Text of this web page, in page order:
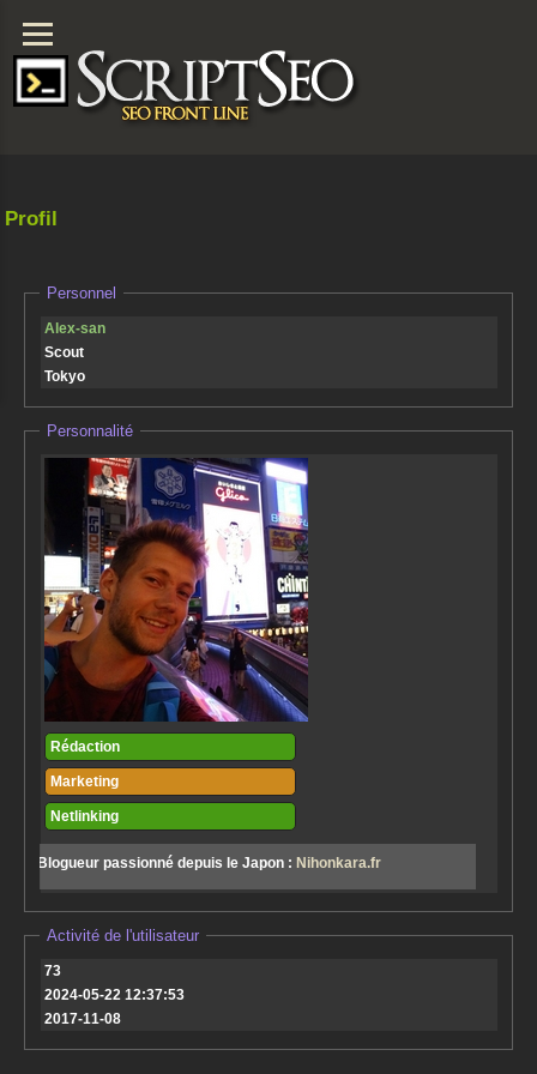
Profil
Personnel
Alex-san
Scout
Tokyo
Personnalité
Rédaction
Marketing
Netlinking
Blogueur passionné depuis le Japon : Nihonkara.fr
Activité de l'utilisateur
73
2024-05-22 12:37:53
2017-11-08